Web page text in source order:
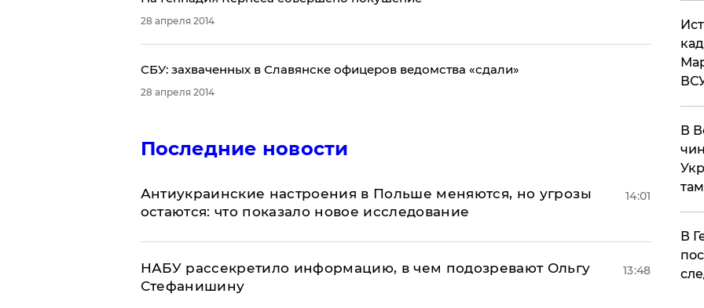
28 апреля 2014
СБУ: захваченных в Славянске офицеров ведомства «сдали»
28 апреля 2014
Последние новости
Антиукраинские настроения в Польше меняются, но угрозы
остаются: что показало новое исследование
14:01
НАБУ рассекретило информацию, в чем подозревают Ольгу
Стефанишину
13:48
В
​В